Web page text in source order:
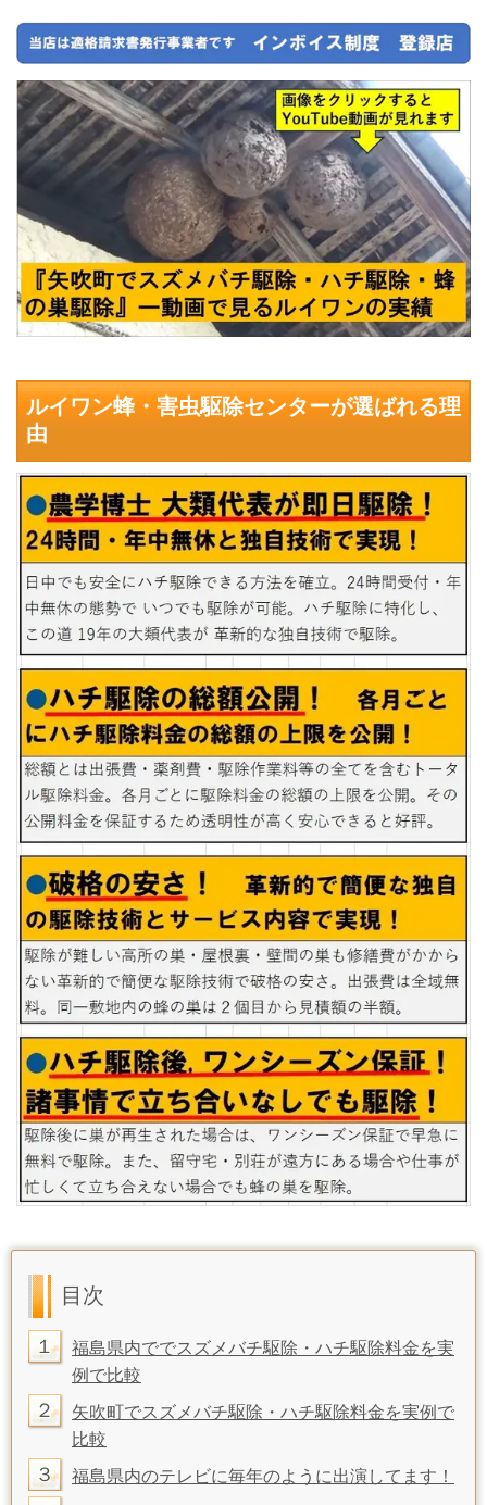
ルイワン蜂・害虫駆除センターが選ばれる理
由
目次
１
福島県内ででスズメバチ駆除・ハチ駆除料金を実
例で比較
２
矢吹町でスズメバチ駆除・ハチ駆除料金を実例で
比較
３ 福島県内のテレビに毎年のように出演してます！